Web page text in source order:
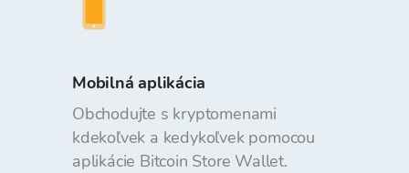
Mobilná aplikácia
Obchodujte s kryptomenami
kdekoľvek a kedykoľvek pomocou
aplikácie Bitcoin Store Wallet.